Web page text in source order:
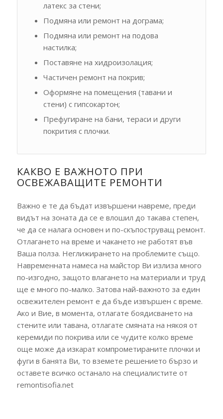
латекс за стени;
Подмяна или ремонт на дограма;
Подмяна или ремонт на подова
настилка;
Поставяне на хидроизолация;
Частичен ремонт на покрив;
Оформяне на помещения (тавани и
стени) с гипсокартон;
Префугиране на бани, тераси и други
покрития с плочки.
КАКВО Е ВАЖНОТО ПРИ
ОСВЕЖАВАЩИТЕ РЕМОНТИ
Важно е те да бъдат извършени навреме, преди
видът на зоната да се е влошил до такава степен,
че да се налага основен и по-скъпоструващ ремонт.
Отлагането на време и чакането не работят във
Ваша полза. Неглижирането на проблемите също.
Навременната намеса на майстор Ви излиза много
по-изгодно, защото влагането на материали и труд
ще е много по-малко. Затова най-важното за един
освежителен ремонт е да бъде извършен с време.
Ако и Вие, в момента, отлагате боядисването на
стените или тавана, отлагате смяната на някоя от
керемиди по покрива или се чудите колко време
още може да изкарат компрометираните плочки и
фуги в банята Ви, то вземете решението бързо и
оставете всичко останало на специалистите от
remontisofia.net